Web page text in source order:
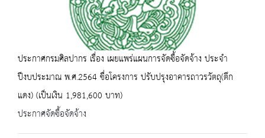
ประกาศกรมศิลปากร เรื่อง เผยแพร่แผนการจัดซื้อจัดจ้าง ประจำ
ปีงบประมาณ พ.ศ.2564 ชื่อโครงการ ปรับปรุงอาคารถาวรวัตถุ(ตึก
แดง) (เป็นเงิน 1,981,600 บาท)
ประกาศจัดซื้อจัดจ้าง